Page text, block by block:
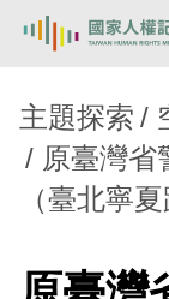
熱門關鍵字： 陳
新生訓導處
主題探索
原臺灣省
（臺北寧夏